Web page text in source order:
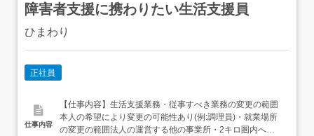
障害者支援に携わりたい生活支援員
ひまわり
正社員
仕事内容
【仕事内容】生活支援業務・従事すべき業務の変更の範囲
本人の希望により変更の可能性あり(例:調理員)・就業場所
の変更の範囲法人の運営する他の事業所・2キロ圏内へ転